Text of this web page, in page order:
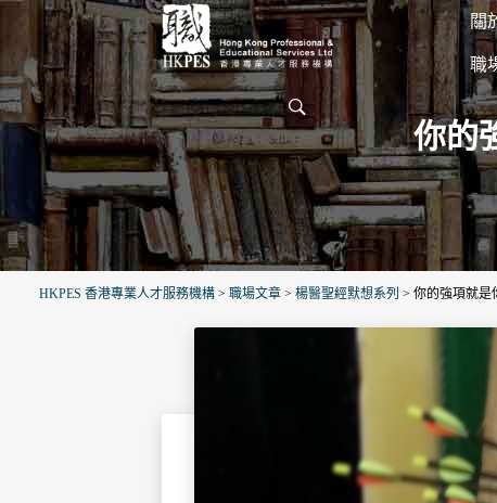
關
職
你的
HKPES 香港專業人才服務機構 > 職場文章 > 楊醫聖經默想系列 > 你的強項就